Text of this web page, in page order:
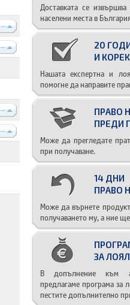
Доставката се
населени места в
20
И
Нашата експертна и
помогне да направите
ПРАВО
ПРЕДИ
Може да прегледате
при получаване.
14 ДНИ
ПРАВО
Може да върнете
получаването му, а ние
ЗА
В допълнение към
предлагаме програма за
пестите допълнително